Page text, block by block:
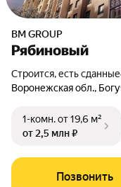
BM GROUP
Рябиновый
Строится, есть сданные
Воронежская обл.,
1-комн.от 19,6 м²
от 2,5 млн ₽
Позвонить